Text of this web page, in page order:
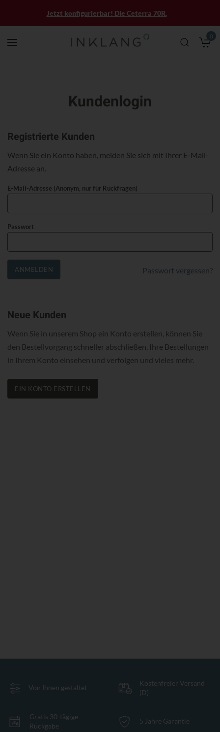
0
Jetzt konfigurierbar! Die Ceterra 70R.
Kundenlogin
Registrierte Kunden
Wenn Sie ein Konto haben, melden Sie sich mit Ihrer E-Mail-
Adresse an.
E-Mail-Adresse (Anonym, nur für Rückfragen)
Passwort
ANMELDEN Passwort vergessen?
Neue Kunden
Wenn Sie in unserem Shop ein Konto erstellen, können Sie
den Bestellvorgang schneller abschließen, Ihre Bestellungen
in Ihrem Konto einsehen und verfolgen und vieles mehr.
EIN KONTO ERSTELLEN
Von Ihnen gestaltet
Kostenfreier Versand
(D)
Gratis 30-tägige
Rückgabe
5 Jahre Garantie